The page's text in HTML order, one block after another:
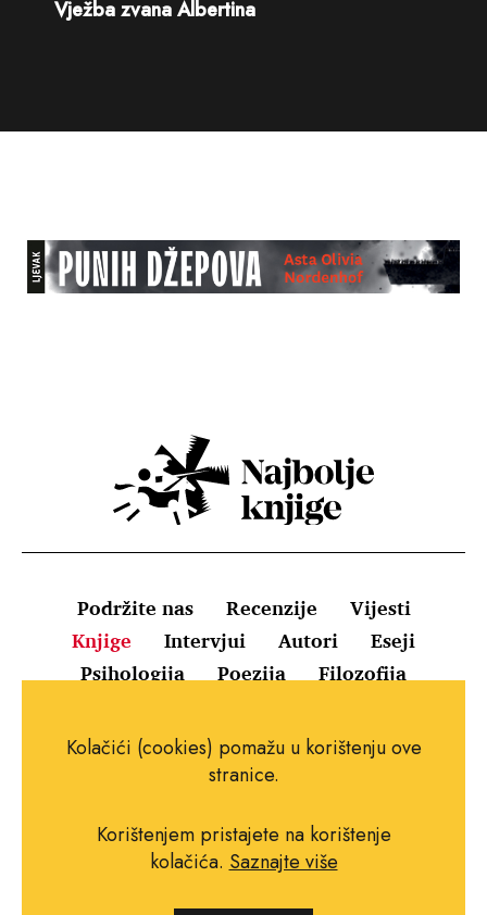
Vježba zvana Albertina
Podržite nas Recenzije
Vijesti
Knjige
Intervjui Autori
Eseji
Psihologija
Poezija Filozofija
Uvjeti korištenja
Pravila o kolačićima
Impressum
Kolačići (cookies) pomažu u korištenju ove
stranice.
Korištenjem pristajete na korištenje
kolačića. Saznajte više